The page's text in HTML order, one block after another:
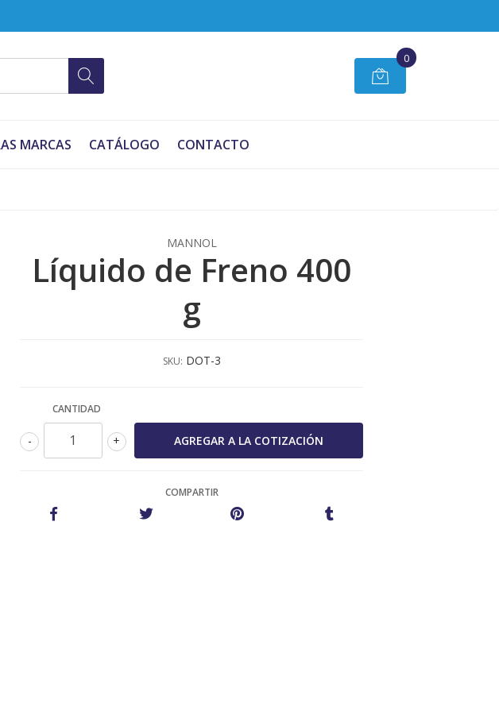
0
MARCAS CATÁLOGO CONTACTO
MANNOL
Líquido de Freno 400
g
SKU: DOT-3
CANTIDAD
+
-
COMPARTIR